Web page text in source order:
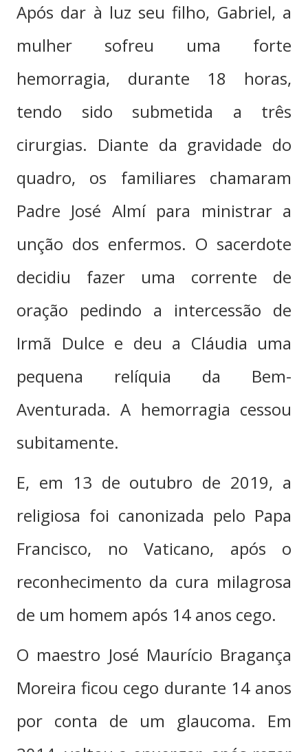
Após dar à luz seu filho, Gabriel, a
mulher sofreu uma forte
hemorragia, durante 18 horas,
tendo sido submetida a três
cirurgias. Diante da gravidade do
quadro, os familiares chamaram
Padre José Almí para ministrar a
unção dos enfermos. O sacerdote
decidiu fazer uma corrente de
oração pedindo a intercessão de
Irmã Dulce e deu a Cláudia uma
pequena relíquia da Bem-
Aventurada. A hemorragia cessou
subitamente.
E, em 13 de outubro de 2019, a
religiosa foi canonizada pelo Papa
Francisco, no Vaticano, após o
reconhecimento da cura milagrosa
de um homem após 14 anos cego.
O maestro José Maurício Bragança
Moreira ficou cego durante 14 anos
por conta de um glaucoma. Em